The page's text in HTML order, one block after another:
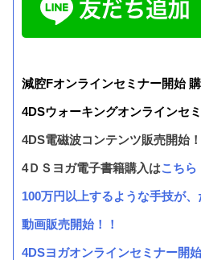
減腔Fオンラインセミナー開始
4DSウォーキングオンラインセ
4DS電磁波コンテンツ販売開始
4ＤＳヨガ電子書籍購入はこちら
100万円以上するような手技が
動画販売開始！！
4DSヨガオンラインセミナー開始